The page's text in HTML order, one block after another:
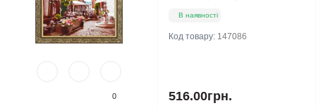
0
В наявності
Код товару: 147086
516.00грн.